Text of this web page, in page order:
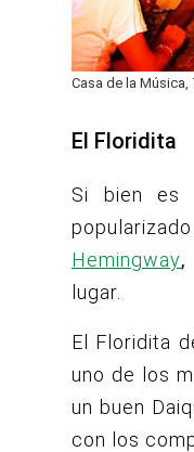
Casa de la
El Floridita
Si bien es
Hemingway,
lugar.
El Floridita
uno de los
un buen
con los